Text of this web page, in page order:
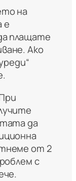
на
е
плащате
Ако
да
от 2
с